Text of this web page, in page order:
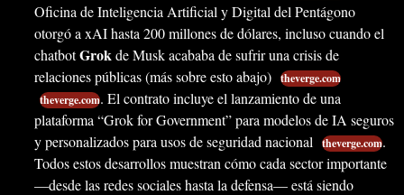
Oficina de Inteligencia Artificial y Digital del Pentágono
otorgó a xAI hasta 200 millones de dólares, incluso cuando el
chatbotGrokde Musk acababa de sufrir una crisis de
relaciones públicas (más sobre esto abajo) theverge.com
theverge.com. El contrato incluye el lanzamiento de una
plataforma “Grok for Government” para modelos de IA seguros
y personalizados para usos de seguridad nacional
theverge.com.
Todos estos desarrollos muestran cómo cada sector importante
—desde las redes sociales hasta la defensa— está siendo